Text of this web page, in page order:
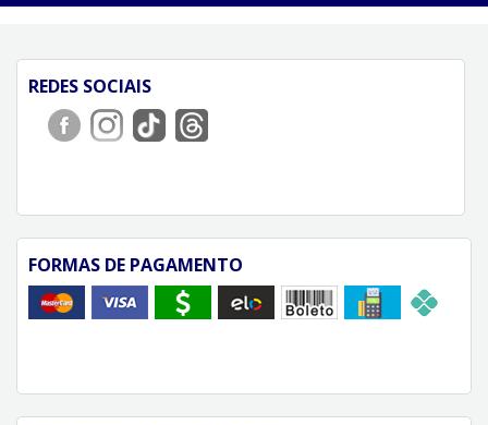
REDES SOCIAIS
FORMAS DE PAGAMENTO